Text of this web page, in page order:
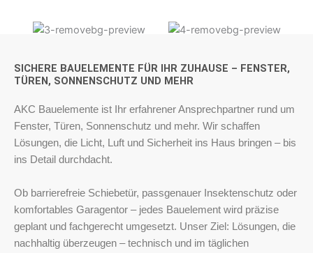
SICHERE BAUELEMENTE FÜR IHR ZUHAUSE – FENSTER,
TÜREN, SONNENSCHUTZ UND MEHR
AKC Bauelemente ist Ihr erfahrener Ansprechpartner rund um
Fenster, Türen, Sonnenschutz und mehr. Wir schaffen
Lösungen, die Licht, Luft und Sicherheit ins Haus bringen – bis
ins Detail durchdacht.
Ob barrierefreie Schiebetür, passgenauer Insektenschutz oder
komfortables Garagentor – jedes Bauelement wird präzise
geplant und fachgerecht umgesetzt. Unser Ziel: Lösungen, die
nachhaltig überzeugen – technisch und im täglichen